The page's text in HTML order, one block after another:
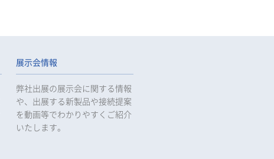
展示会情報
弊社出展の展示会に関する情報
や、出展する新製品や接続提案
を動画等でわかりやすくご紹介
いたします。